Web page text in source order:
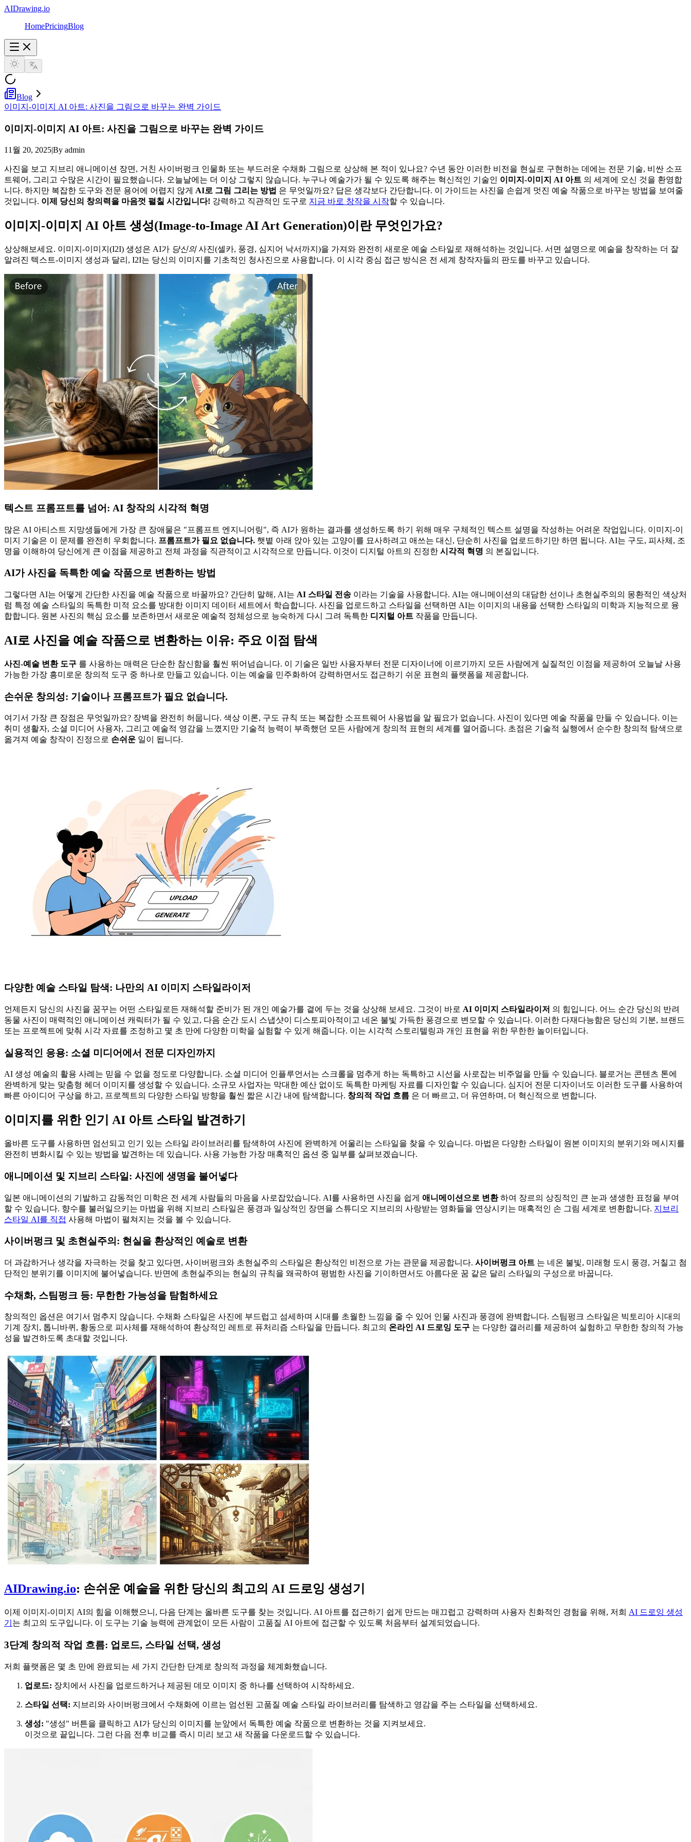
AIDrawing.io
HomePricingBlog
Blog
이미지-이미지 AI 아트: 사진을 그림으로 바꾸는 완벽 가이드
이미지-이미지 AI 아트: 사진을 그림으로 바꾸는 완벽 가이드
11월 20, 2025|By admin
사진을 보고 지브리 애니메이션 장면, 거친 사이버펑크 인물화 또는 부드러운 수채화 그림으로 상상해 본 적이 있나요? 수년 동안 이러한 비전을 현실로 구현하는 데에는 전문 기술, 비싼 소프
트웨어, 그리고 수많은 시간이 필요했습니다. 오늘날에는 더 이상 그렇지 않습니다. 누구나 예술가가 될 수 있도록 해주는 혁신적인 기술인 이미지-이미지 AI 아트 의 세계에 오신 것을 환영합
니다. 하지만 복잡한 도구와 전문 용어에 어렵지 않게 AI로 그림 그리는 방법 은 무엇일까요? 답은 생각보다 간단합니다. 이 가이드는 사진을 손쉽게 멋진 예술 작품으로 바꾸는 방법을 보여줄
것입니다. 이제 당신의 창의력을 마음껏 펼칠 시간입니다! 강력하고 직관적인 도구로 지금 바로 창작을 시작할 수 있습니다.
이미지-이미지 AI 아트 생성(Image-to-Image AI Art Generation)이란 무엇인가요?
상상해보세요. 이미지-이미지(I2I) 생성은 AI가 당신의사진(셀카, 풍경, 심지어 낙서까지)을 가져와 완전히 새로운 예술 스타일로 재해석하는 것입니다. 서면 설명으로 예술을 창작하는 더 잘
알려진 텍스트-이미지 생성과 달리, I2I는 당신의 이미지를 기초적인 청사진으로 사용합니다. 이 시각 중심 접근 방식은 전 세계 창작자들의 판도를 바꾸고 있습니다.
텍스트 프롬프트를 넘어: AI 창작의 시각적 혁명
많은 AI 아티스트 지망생들에게 가장 큰 장애물은 "프롬프트 엔지니어링", 즉 AI가 원하는 결과를 생성하도록 하기 위해 매우 구체적인 텍스트 설명을 작성하는 어려운 작업입니다. 이미지-이
미지 기술은 이 문제를 완전히 우회합니다. 프롬프트가 필요 없습니다. 햇볕 아래 앉아 있는 고양이를 묘사하려고 애쓰는 대신, 단순히 사진을 업로드하기만 하면 됩니다. AI는 구도, 피사체, 조
명을 이해하여 당신에게 큰 이점을 제공하고 전체 과정을 직관적이고 시각적으로 만듭니다. 이것이 디지털 아트의 진정한 시각적 혁명 의 본질입니다.
AI가 사진을 독특한 예술 작품으로 변환하는 방법
그렇다면 AI는 어떻게 간단한 사진을 예술 작품으로 바꿀까요? 간단히 말해, AI는 AI 스타일 전송 이라는 기술을 사용합니다. AI는 애니메이션의 대담한 선이나 초현실주의의 몽환적인 색상처
럼 특정 예술 스타일의 독특한 미적 요소를 방대한 이미지 데이터 세트에서 학습합니다. 사진을 업로드하고 스타일을 선택하면 AI는 이미지의 내용을 선택한 스타일의 미학과 지능적으로 융
합합니다. 원본 사진의 핵심 요소를 보존하면서 새로운 예술적 정체성으로 능숙하게 다시 그려 독특한 디지털 아트 작품을 만듭니다.
AI로 사진을 예술 작품으로 변환하는 이유: 주요 이점 탐색
사진-예술 변환 도구 를 사용하는 매력은 단순한 참신함을 훨씬 뛰어넘습니다. 이 기술은 일반 사용자부터 전문 디자이너에 이르기까지 모든 사람에게 실질적인 이점을 제공하여 오늘날 사용
가능한 가장 흥미로운 창의적 도구 중 하나로 만들고 있습니다. 이는 예술을 민주화하여 강력하면서도 접근하기 쉬운 표현의 플랫폼을 제공합니다.
손쉬운 창의성: 기술이나 프롬프트가 필요 없습니다.
여기서 가장 큰 장점은 무엇일까요? 장벽을 완전히 허뭅니다. 색상 이론, 구도 규칙 또는 복잡한 소프트웨어 사용법을 알 필요가 없습니다. 사진이 있다면 예술 작품을 만들 수 있습니다. 이는
취미 생활자, 소셜 미디어 사용자, 그리고 예술적 영감을 느꼈지만 기술적 능력이 부족했던 모든 사람에게 창의적 표현의 세계를 열어줍니다. 초점은 기술적 실행에서 순수한 창의적 탐색으로
옮겨져 예술 창작이 진정으로 손쉬운 일이 됩니다.
다양한 예술 스타일 탐색: 나만의 AI 이미지 스타일라이저
언제든지 당신의 사진을 꿈꾸는 어떤 스타일로든 재해석할 준비가 된 개인 예술가를 곁에 두는 것을 상상해 보세요. 그것이 바로 AI 이미지 스타일라이저 의 힘입니다. 어느 순간 당신의 반려
동물 사진이 매력적인 애니메이션 캐릭터가 될 수 있고, 다음 순간 도시 스냅샷이 디스토피아적이고 네온 불빛 가득한 풍경으로 변모할 수 있습니다. 이러한 다재다능함은 당신의 기분, 브랜드
또는 프로젝트에 맞춰 시각 자료를 조정하고 몇 초 만에 다양한 미학을 실험할 수 있게 해줍니다. 이는 시각적 스토리텔링과 개인 표현을 위한 무한한 놀이터입니다.
실용적인 응용: 소셜 미디어에서 전문 디자인까지
AI 생성 예술의 활용 사례는 믿을 수 없을 정도로 다양합니다. 소셜 미디어 인플루언서는 스크롤을 멈추게 하는 독특하고 시선을 사로잡는 비주얼을 만들 수 있습니다. 블로거는 콘텐츠 톤에
완벽하게 맞는 맞춤형 헤더 이미지를 생성할 수 있습니다. 소규모 사업자는 막대한 예산 없이도 독특한 마케팅 자료를 디자인할 수 있습니다. 심지어 전문 디자이너도 이러한 도구를 사용하여
빠른 아이디어 구상을 하고, 프로젝트의 다양한 스타일 방향을 훨씬 짧은 시간 내에 탐색합니다. 창의적 작업 흐름 은 더 빠르고, 더 유연하며, 더 혁신적으로 변합니다.
이미지를 위한 인기 AI 아트 스타일 발견하기
올바른 도구를 사용하면 엄선되고 인기 있는 스타일 라이브러리를 탐색하여 사진에 완벽하게 어울리는 스타일을 찾을 수 있습니다. 마법은 다양한 스타일이 원본 이미지의 분위기와 메시지를
완전히 변화시킬 수 있는 방법을 발견하는 데 있습니다. 사용 가능한 가장 매혹적인 옵션 중 일부를 살펴보겠습니다.
애니메이션 및 지브리 스타일: 사진에 생명을 불어넣다
일본 애니메이션의 기발하고 감동적인 미학은 전 세계 사람들의 마음을 사로잡았습니다. AI를 사용하면 사진을 쉽게 애니메이션으로 변환하여 장르의 상징적인 큰 눈과 생생한 표정을 부여
할 수 있습니다. 향수를 불러일으키는 마법을 위해 지브리 스타일은 풍경과 일상적인 장면을 스튜디오 지브리의 사랑받는 영화들을 연상시키는 매혹적인 손 그림 세계로 변환합니다. 지브리
스타일 AI를 직접 사용해 마법이 펼쳐지는 것을 볼 수 있습니다.
사이버펑크 및 초현실주의: 현실을 환상적인 예술로 변환
더 과감하거나 생각을 자극하는 것을 찾고 있다면, 사이버펑크와 초현실주의 스타일은 환상적인 비전으로 가는 관문을 제공합니다. 사이버펑크 아트 는 네온 불빛, 미래형 도시 풍경, 거칠고 첨
단적인 분위기를 이미지에 불어넣습니다. 반면에 초현실주의는 현실의 규칙을 왜곡하여 평범한 사진을 기이하면서도 아름다운 꿈 같은 달리 스타일의 구성으로 바꿉니다.
수채화, 스팀펑크 등: 무한한 가능성을 탐험하세요
창의적인 옵션은 여기서 멈추지 않습니다. 수채화 스타일은 사진에 부드럽고 섬세하며 시대를 초월한 느낌을 줄 수 있어 인물 사진과 풍경에 완벽합니다. 스팀펑크 스타일은 빅토리아 시대의
기계 장치, 톱니바퀴, 황동으로 피사체를 재해석하여 환상적인 레트로 퓨처리즘 스타일을 만듭니다. 최고의 온라인 AI 드로잉 도구 는 다양한 갤러리를 제공하여 실험하고 무한한 창의적 가능
성을 발견하도록 초대할 것입니다.
AIDrawing.io: 손쉬운 예술을 위한 당신의 최고의 AI 드로잉 생성기
이제 이미지-이미지 AI의 힘을 이해했으니, 다음 단계는 올바른 도구를 찾는 것입니다. AI 아트를 접근하기 쉽게 만드는 매끄럽고 강력하며 사용자 친화적인 경험을 위해, 저희 AI 드로잉 생성
기 는 최고의 도구입니다. 이 도구는 기술 능력에 관계없이 모든 사람이 고품질 AI 아트에 접근할 수 있도록 처음부터 설계되었습니다.
3단계 창의적 작업 흐름: 업로드, 스타일 선택, 생성
저희 플랫폼은 몇 초 만에 완료되는 세 가지 간단한 단계로 창의적 과정을 체계화했습니다.
업로드: 장치에서 사진을 업로드하거나 제공된 데모 이미지 중 하나를 선택하여 시작하세요.
스타일 선택: 지브리와 사이버펑크에서 수채화에 이르는 엄선된 고품질 예술 스타일 라이브러리를 탐색하고 영감을 주는 스타일을 선택하세요.
생성: "생성" 버튼을 클릭하고 AI가 당신의 이미지를 눈앞에서 독특한 예술 작품으로 변환하는 것을 지켜보세요.
이것으로 끝입니다. 그런 다음 전후 비교를 즉시 미리 보고 새 작품을 다운로드할 수 있습니다.